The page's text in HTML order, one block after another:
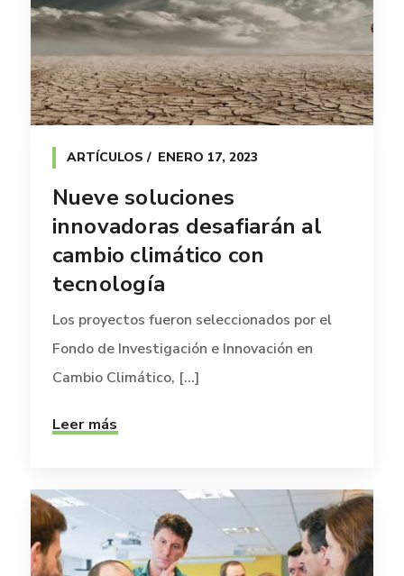
ARTÍCULOS ENERO 17, 2023
Nueve soluciones
innovadoras desafiarán al
cambio climático con
tecnología
Los proyectos fueron seleccionados por el
Fondo de Investigación e Innovación en
Cambio Climático, [...]
Leer más